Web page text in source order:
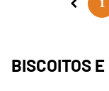
1
BISCOITOS